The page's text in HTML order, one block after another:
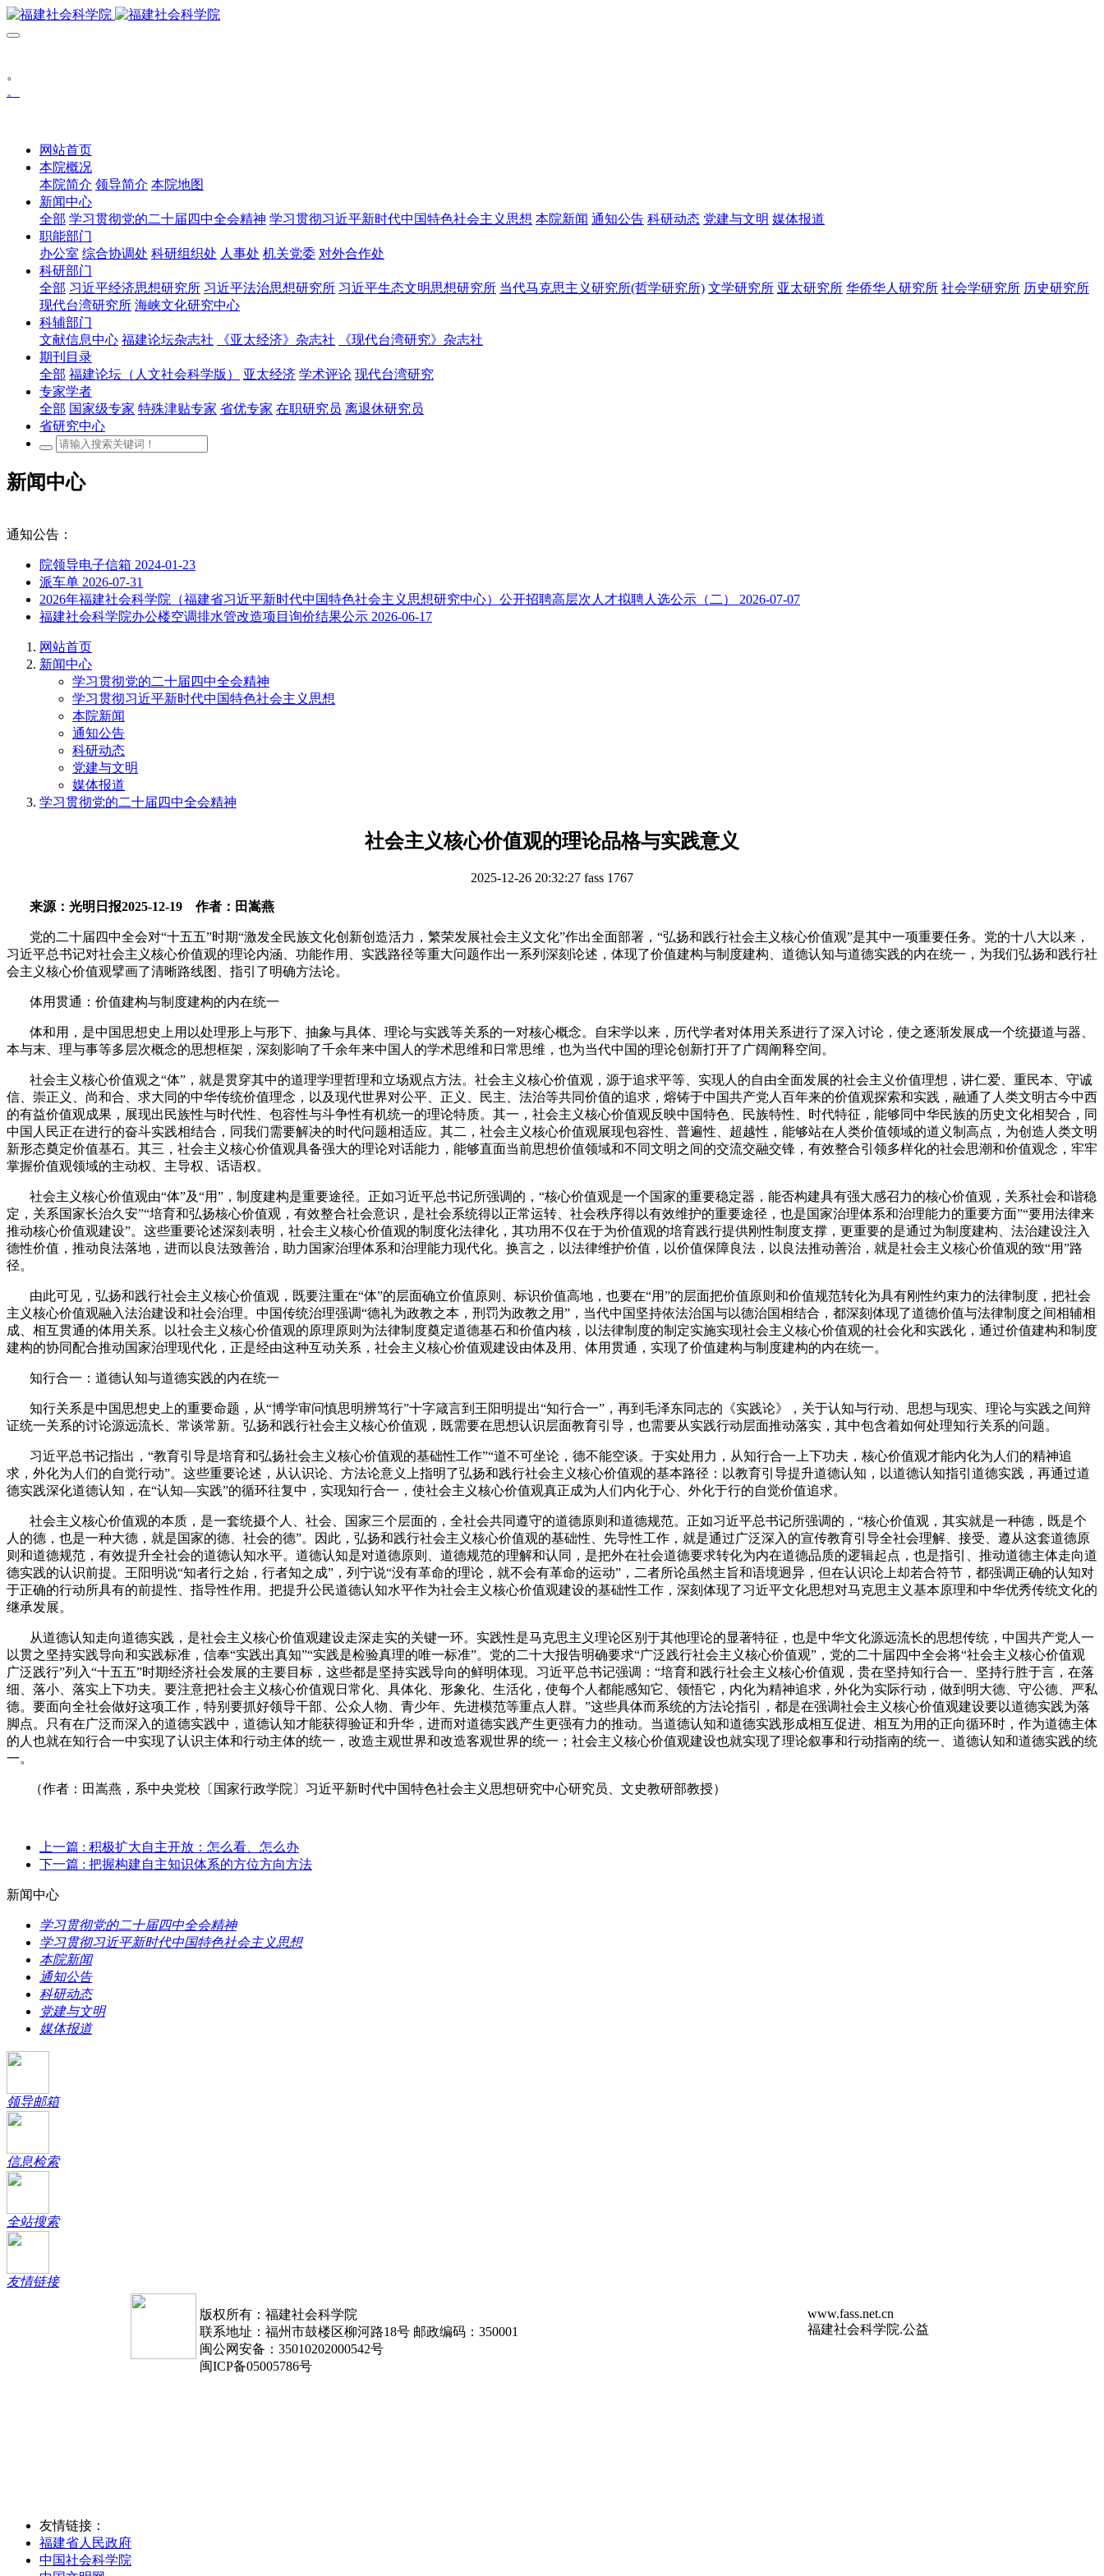
。
。
网站首页
本院概况
本院简介 领导简介 本院地图
新闻中心
全部 学习贯彻党的二十届四中全会精神 学习贯彻习近平新时代中国特色社会主义思想 本院新闻 通知公告 科研动态 党建与文明 媒体报道
职能部门
办公室 综合协调处 科研组织处 人事处 机关党委 对外合作处
科研部门
全部 习近平经济思想研究所 习近平法治思想研究所 习近平生态文明思想研究所 当代马克思主义研究所(哲学研究所) 文学研究所 亚太研究所 华侨华人研究所 社会学研究所 历史研究所
现代台湾研究所 海峡文化研究中心
科辅部门
文献信息中心 福建论坛杂志社 《亚太经济》杂志社
《现代台湾研究》杂志社
期刊目录
全部 福建论坛（人文社会科学版） 亚太经济 学术评论 现代台湾研究
专家学者
全部 国家级专家 特殊津贴专家 省优专家 在职研究员 离退休研究员
省研究中心
新闻中心
通知公告：
院领导电子信箱 2024-01-23
派车单 2026-07-31
2026年福建社会科学院（福建省习近平新时代中国特色社会主义思想研究中心）公开招聘高层次人才拟聘人选公示（二） 2026-07-07
福建社会科学院办公楼空调排水管改造项目询价结果公示 2026-06-17
网站首页
新闻中心
学习贯彻党的二十届四中全会精神
学习贯彻习近平新时代中国特色社会主义思想
本院新闻
通知公告
科研动态
党建与文明
媒体报道
学习贯彻党的二十届四中全会精神
社会主义核心价值观的理论品格与实践意义
2025-12-26 20:32:27 fass 1767
来源：光明日报2025-12-19 作者：田嵩燕
党的二十届四中全会对“十五五”时期“激发全民族文化创新创造活力，繁荣发展社会主义文化”作出全面部署，“弘扬和践行社会主义核心价值观”是其中一项重要任务。党的十八大以来，
习近平总书记对社会主义核心价值观的理论内涵、功能作用、实践路径等重大问题作出一系列深刻论述，体现了价值建构与制度建构、道德认知与道德实践的内在统一，为我们弘扬和践行社
会主义核心价值观擘画了清晰路线图、指引了明确方法论。
体用贯通：价值建构与制度建构的内在统一
体和用，是中国思想史上用以处理形上与形下、抽象与具体、理论与实践等关系的一对核心概念。自宋学以来，历代学者对体用关系进行了深入讨论，使之逐渐发展成一个统摄道与器、
本与末、理与事等多层次概念的思想框架，深刻影响了千余年来中国人的学术思维和日常思维，也为当代中国的理论创新打开了广阔阐释空间。
社会主义核心价值观之“体”，就是贯穿其中的道理学理哲理和立场观点方法。社会主义核心价值观，源于追求平等、实现人的自由全面发展的社会主义价值理想，讲仁爱、重民本、守诚
信、崇正义、尚和合、求大同的中华传统价值理念，以及现代世界对公平、正义、民主、法治等共同价值的追求，熔铸于中国共产党人百年来的价值观探索和实践，融通了人类文明古今中西
的有益价值观成果，展现出民族性与时代性、包容性与斗争性有机统一的理论特质。其一，社会主义核心价值观反映中国特色、民族特性、时代特征，能够同中华民族的历史文化相契合，同
中国人民正在进行的奋斗实践相结合，同我们需要解决的时代问题相适应。其二，社会主义核心价值观展现包容性、普遍性、超越性，能够站在人类价值领域的道义制高点，为创造人类文明
新形态奠定价值基石。其三，社会主义核心价值观具备强大的理论对话能力，能够直面当前思想价值领域和不同文明之间的交流交融交锋，有效整合引领多样化的社会思潮和价值观念，牢牢
掌握价值观领域的主动权、主导权、话语权。
社会主义核心价值观由“体”及“用”，制度建构是重要途径。正如习近平总书记所强调的，“核心价值观是一个国家的重要稳定器，能否构建具有强大感召力的核心价值观，关系社会和谐稳
定，关系国家长治久安”“培育和弘扬核心价值观，有效整合社会意识，是社会系统得以正常运转、社会秩序得以有效维护的重要途径，也是国家治理体系和治理能力的重要方面”“要用法律来
推动核心价值观建设”。这些重要论述深刻表明，社会主义核心价值观的制度化法律化，其功用不仅在于为价值观的培育践行提供刚性制度支撑，更重要的是通过为制度建构、法治建设注入
德性价值，推动良法落地，进而以良法致善治，助力国家治理体系和治理能力现代化。换言之，以法律维护价值，以价值保障良法，以良法推动善治，就是社会主义核心价值观的致“用”路
径。
由此可见，弘扬和践行社会主义核心价值观，既要注重在“体”的层面确立价值原则、标识价值高地，也要在“用”的层面把价值原则和价值规范转化为具有刚性约束力的法律制度，把社会
主义核心价值观融入法治建设和社会治理。中国传统治理强调“德礼为政教之本，刑罚为政教之用”，当代中国坚持依法治国与以德治国相结合，都深刻体现了道德价值与法律制度之间相辅相
成、相互贯通的体用关系。以社会主义核心价值观的原理原则为法律制度奠定道德基石和价值内核，以法律制度的制定实施实现社会主义核心价值观的社会化和实践化，通过价值建构和制度
建构的协同配合推动国家治理现代化，正是经由这种互动关系，社会主义核心价值观建设由体及用、体用贯通，实现了价值建构与制度建构的内在统一。
知行合一：道德认知与道德实践的内在统一
知行关系是中国思想史上的重要命题，从“博学审问慎思明辨笃行”十字箴言到王阳明提出“知行合一”，再到毛泽东同志的《实践论》，关于认知与行动、思想与现实、理论与实践之间辩
证统一关系的讨论源远流长、常谈常新。弘扬和践行社会主义核心价值观，既需要在思想认识层面教育引导，也需要从实践行动层面推动落实，其中包含着如何处理知行关系的问题。
习近平总书记指出，“教育引导是培育和弘扬社会主义核心价值观的基础性工作”“道不可坐论，德不能空谈。于实处用力，从知行合一上下功夫，核心价值观才能内化为人们的精神追
求，外化为人们的自觉行动”。这些重要论述，从认识论、方法论意义上指明了弘扬和践行社会主义核心价值观的基本路径：以教育引导提升道德认知，以道德认知指引道德实践，再通过道
德实践深化道德认知，在“认知—实践”的循环往复中，实现知行合一，使社会主义核心价值观真正成为人们内化于心、外化于行的自觉价值追求。
社会主义核心价值观的本质，是一套统摄个人、社会、国家三个层面的，全社会共同遵守的道德原则和道德规范。正如习近平总书记所强调的，“核心价值观，其实就是一种德，既是个
人的德，也是一种大德，就是国家的德、社会的德”。因此，弘扬和践行社会主义核心价值观的基础性、先导性工作，就是通过广泛深入的宣传教育引导全社会理解、接受、遵从这套道德原
则和道德规范，有效提升全社会的道德认知水平。道德认知是对道德原则、道德规范的理解和认同，是把外在社会道德要求转化为内在道德品质的逻辑起点，也是指引、推动道德主体走向道
德实践的认识前提。王阳明说“知者行之始，行者知之成”，列宁说“没有革命的理论，就不会有革命的运动”，二者所论虽然主旨和语境迥异，但在认识论上却若合符节，都强调正确的认知对
于正确的行动所具有的前提性、指导性作用。把提升公民道德认知水平作为社会主义核心价值观建设的基础性工作，深刻体现了习近平文化思想对马克思主义基本原理和中华优秀传统文化的
继承发展。
从道德认知走向道德实践，是社会主义核心价值观建设走深走实的关键一环。实践性是马克思主义理论区别于其他理论的显著特征，也是中华文化源远流长的思想传统，中国共产党人一
以贯之坚持实践导向和实践标准，信奉“实践出真知”“实践是检验真理的唯一标准”。党的二十大报告明确要求“广泛践行社会主义核心价值观”，党的二十届四中全会将“社会主义核心价值观
广泛践行”列入“十五五”时期经济社会发展的主要目标，这些都是坚持实践导向的鲜明体现。习近平总书记强调：“培育和践行社会主义核心价值观，贵在坚持知行合一、坚持行胜于言，在落
细、落小、落实上下功夫。要注意把社会主义核心价值观日常化、具体化、形象化、生活化，使每个人都能感知它、领悟它，内化为精神追求，外化为实际行动，做到明大德、守公德、严私
德。要面向全社会做好这项工作，特别要抓好领导干部、公众人物、青少年、先进模范等重点人群。”这些具体而系统的方法论指引，都是在强调社会主义核心价值观建设要以道德实践为落
脚点。只有在广泛而深入的道德实践中，道德认知才能获得验证和升华，进而对道德实践产生更强有力的推动。当道德认知和道德实践形成相互促进、相互为用的正向循环时，作为道德主体
的人也就在知行合一中实现了认识主体和行动主体的统一，改造主观世界和改造客观世界的统一；社会主义核心价值观建设也就实现了理论叙事和行动指南的统一、道德认知和道德实践的统
一。
（作者：田嵩燕，系中央党校〔国家行政学院〕习近平新时代中国特色社会主义思想研究中心研究员、文史教研部教授）
上一篇 : 积极扩大自主开放：怎么看、怎么办
下一篇 : 把握构建自主知识体系的方位方向方法
新闻中心
学习贯彻党的二十届四中全会精神
学习贯彻习近平新时代中国特色社会主义思想
本院新闻
通知公告
科研动态
党建与文明
媒体报道
领导邮箱
信息检索
全站搜索
友情链接
版权所有：福建社会科学院
联系地址：福州市鼓楼区柳河路18号 邮政编码：350001
闽公网安备：35010202000542号
闽ICP备05005786号
www.fass.net.cn
福建社会科学院.公益
友情链接：
福建省人民政府
中国社会科学院